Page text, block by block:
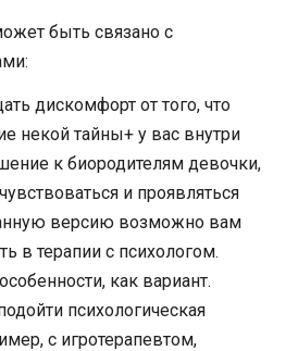
быть связано с
дискомфорт от того, что
некой тайны+ у вас внутри
к биородителям девочки,
и проявляться
версию возможно вам
в терапии с психологом.
как вариант.
психологическая
с игротерапевтом,